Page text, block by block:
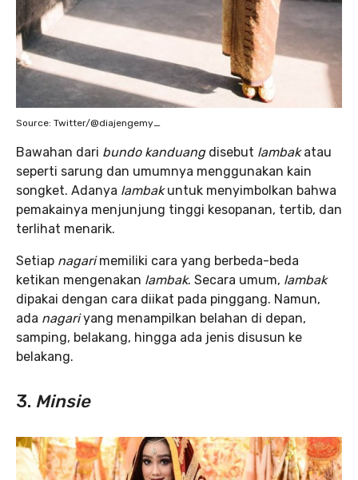
Source: Twitter/@diajengemy_
Bawahan dari bundo kanduangdisebut lambakatau
seperti sarung dan umumnya menggunakan kain
songket. Adanya lambakuntuk menyimbolkan bahwa
pemakainya menjunjung tinggi kesopanan, tertib, dan
terlihat menarik.
Setiap nagarimemiliki cara yang berbeda-beda
ketikan mengenakan lambak. Secara umum, lambak
dipakai dengan cara diikat pada pinggang. Namun,
ada nagariyang menampilkan belahan di depan,
samping, belakang, hingga ada jenis disusun ke
belakang.
3. Minsie